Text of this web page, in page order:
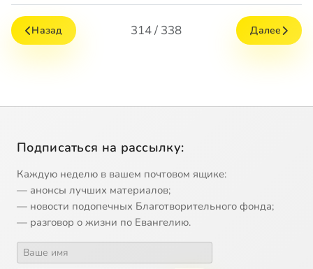
Назад 314 / 338 Далее
Подписаться на рассылку:
Каждую неделю в вашем почтовом ящике:
— анонсы лучших материалов;
— новости подопечных Благотворительного фонда;
— разговор о жизни по Евангелию.